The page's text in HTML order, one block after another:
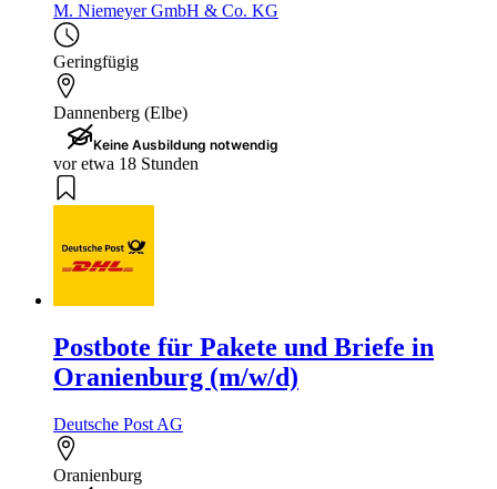
M. Niemeyer GmbH & Co. KG
Geringfügig
Dannenberg (Elbe)
Keine Ausbildung notwendig
vor etwa 18 Stunden
Postbote für Pakete und Briefe in
Oranienburg (m/w/d)
Deutsche Post AG
Oranienburg